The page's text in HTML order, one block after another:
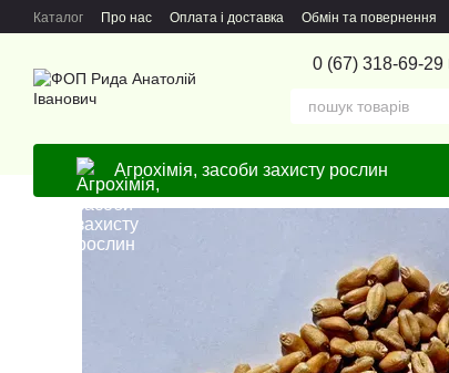
Перейти до основного контенту
Каталог Про нас Оплата і доставка Обмін та повернення
0 (67) 318-69-29
Агрохімія, засоби захисту рослин